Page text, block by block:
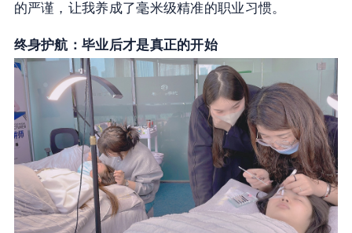
的严谨，让我养成了毫米级精准的职业习惯。
终身护航：毕业后才是真正的开始